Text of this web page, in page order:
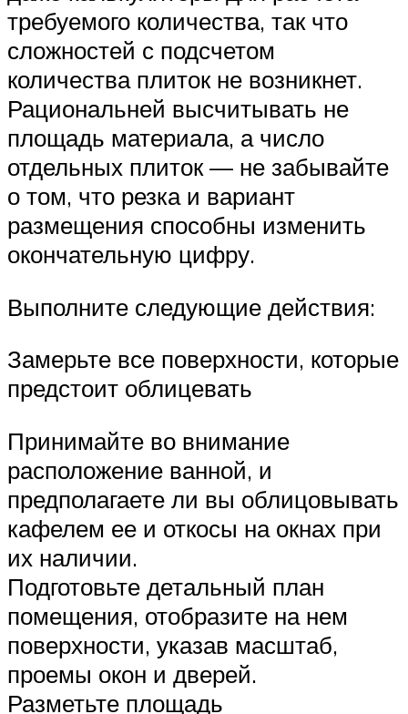
требуемого количества, так что
сложностей с подсчетом
количества плиток не возникнет.
Рациональней высчитывать не
площадь материала, а число
отдельных плиток — не забывайте
о том, что резка и вариант
размещения способны изменить
окончательную цифру.
Выполните следующие действия:
Замерьте все поверхности, которые
предстоит облицевать
Принимайте во внимание
расположение ванной, и
предполагаете ли вы облицовывать
кафелем ее и откосы на окнах при
их наличии.
Подготовьте детальный план
помещения, отобразите на нем
поверхности, указав масштаб,
проемы окон и дверей.
Разметьте площадь